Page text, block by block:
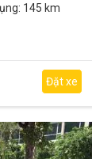
145 km
Đặt xe